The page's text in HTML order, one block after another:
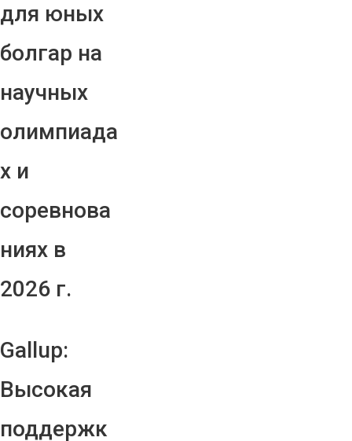
для юных
болгар на
научных
олимпиада
х и
соревнова
ниях в
2026 г.
Gallup:
Высокая
поддержк